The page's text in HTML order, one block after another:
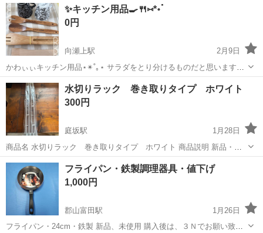
内に無料駐車場あり★！《岩手県釜石市》 人気の工場のお仕事 ◇空気
圧制御機器（シリンダ、バルブ...
岩手 釜石市 釜石駅 その他
✨️キッチン用品🍳🍴⑅*॰ॱ
0円
向瀬上駅
2月9日
︎かわぃぃキッチン用品‎⋆✴︎˚｡⋆ サラダをとり分けるものだと思います🥗
✨️ その他諸々…使って下さる方いましたらお譲りします☺️ ︎✿傷、汚れ
等多少ございます､ご了承ください｡
福島 福島市 向瀬上駅 調理器具 用品
水切りラック 巻き取りタイプ ホワイト
300円
庭坂駅
1月28日
商品名 水切りラック 巻き取りタイプ ホワイト 商品説明 新品・未
使用品です。 シンクに広げて使える便利な巻き取り式の水切りラッ
ク。 使わないときはくるくる巻いてコンパクトに収納できます。 カラ
ー：ホワイト 状態：新品未使用
福島 福島市 庭坂駅 調理器具 水切り
フライパン・鉄製調理器具・値下げ
1,000円
郡山富田駅
1月26日
フライパン・24cm・鉄製 新品、未使用 購入後は、３Ｎでお願い致し